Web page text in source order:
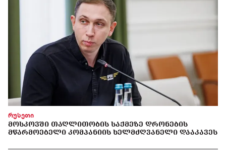
რუსეთი
ᲛᲝᲡᲙᲝᲕᲨᲘ ᲗᲐᲦᲚᲘᲗᲝᲑᲘᲡ ᲡᲐᲥᲛᲔᲖᲔ ᲓᲠᲝᲜᲔᲑᲘᲡ
ᲛᲬᲐᲠᲛᲝᲔᲑᲔᲚᲘ ᲙᲝᲛᲞᲐᲜᲘᲘᲡ ᲮᲔᲚᲛᲫᲦᲕᲐᲜᲔᲚᲘ ᲓᲐᲐᲙᲐᲕᲔᲡ